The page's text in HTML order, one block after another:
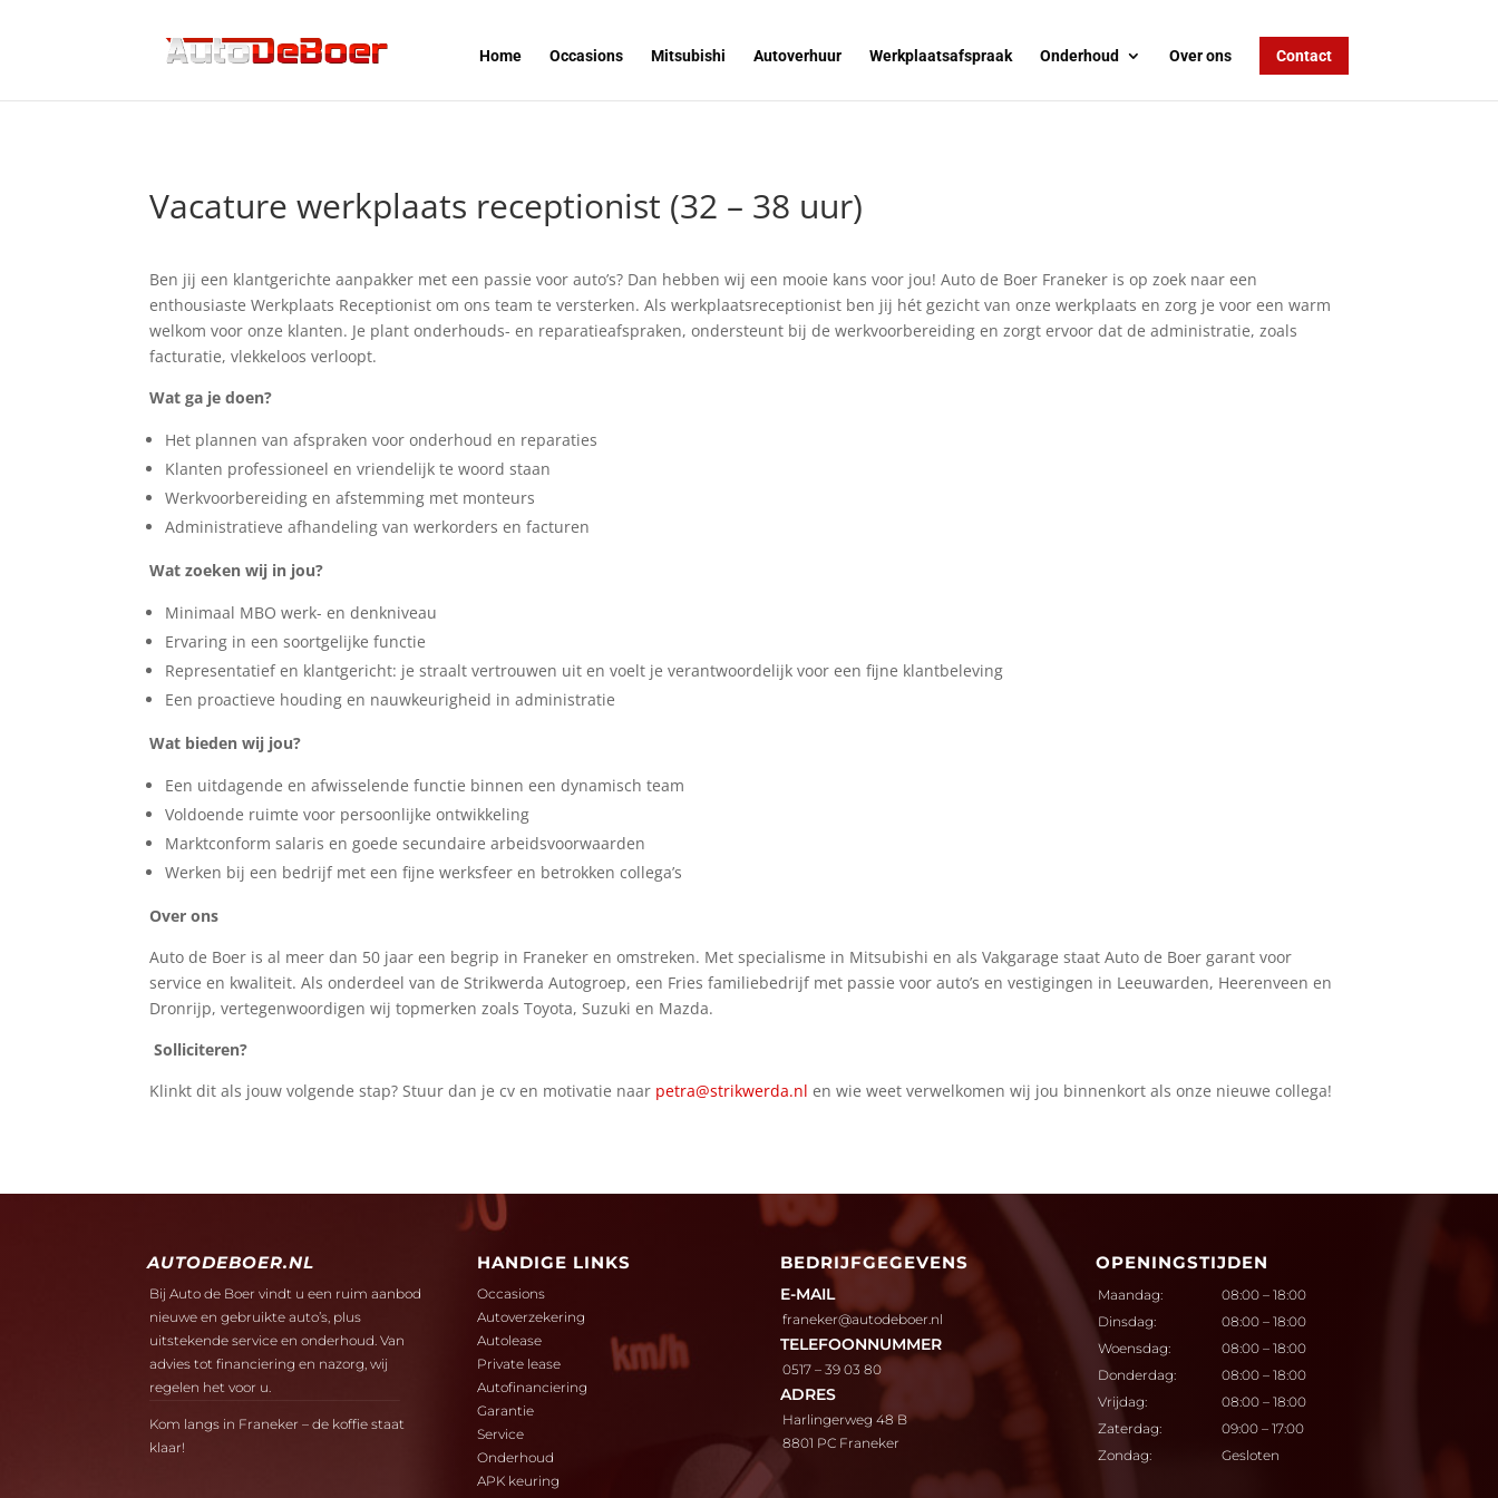
Home Occasions Mitsubishi Autoverhuur Werkplaatsafspraak Onderhoud Over ons Contact
Vacature werkplaats receptionist (32 – 38 uur)
Ben jij een klantgerichte aanpakker met een passie voor auto’s? Dan hebben wij een mooie kans voor jou! Auto de Boer Franeker is op zoek naar een
enthousiaste Werkplaats Receptionist om ons team te versterken. Als werkplaatsreceptionist ben jij hét gezicht van onze werkplaats en zorg je voor een warm
welkom voor onze klanten. Je plant onderhouds- en reparatieafspraken, ondersteunt bij de werkvoorbereiding en zorgt ervoor dat de administratie, zoals
facturatie, vlekkeloos verloopt.
Wat ga je doen?
Het plannen van afspraken voor onderhoud en reparaties
Klanten professioneel en vriendelijk te woord staan
Werkvoorbereiding en afstemming met monteurs
Administratieve afhandeling van werkorders en facturen
Wat zoeken wij in jou?
Minimaal MBO werk- en denkniveau
Ervaring in een soortgelijke functie
Representatief en klantgericht: je straalt vertrouwen uit en voelt je verantwoordelijk voor een fijne klantbeleving
Een proactieve houding en nauwkeurigheid in administratie
Wat bieden wij jou?
Een uitdagende en afwisselende functie binnen een dynamisch team
Voldoende ruimte voor persoonlijke ontwikkeling
Marktconform salaris en goede secundaire arbeidsvoorwaarden
Werken bij een bedrijf met een fijne werksfeer en betrokken collega’s
Over ons
Auto de Boer is al meer dan 50 jaar een begrip in Franeker en omstreken. Met specialisme in Mitsubishi en als Vakgarage staat Auto de Boer garant voor
service en kwaliteit. Als onderdeel van de Strikwerda Autogroep, een Fries familiebedrijf met passie voor auto’s en vestigingen in Leeuwarden, Heerenveen en
Dronrijp, vertegenwoordigen wij topmerken zoals Toyota, Suzuki en Mazda.
Solliciteren?
Klinkt dit als jouw volgende stap? Stuur dan je cv en motivatie naar petra@strikwerda.nl en wie weet verwelkomen wij jou binnenkort als onze nieuwe collega!
AUTODEBOER.NL
Bij Auto de Boer vindt u een ruim aanbod
nieuwe en gebruikte auto’s, plus
uitstekende service en onderhoud. Van
advies tot financiering en nazorg, wij
regelen het voor u.
Kom langs in Franeker – de koffie staat
klaar!
HANDIGE LINKS
Occasions
Autoverzekering
Autolease
Private lease
Autofinanciering
Garantie
Service
Onderhoud
APK keuring
BEDRIJFGEGEVENS
E-MAIL
franeker@autodeboer.nl
TELEFOONNUMMER
0517 – 39 03 80
ADRES
Harlingerweg 48 B
8801 PC Franeker
OPENINGSTIJDEN
Maandag:
08:00 – 18:00
Dinsdag:
08:00 – 18:00
Woensdag:
08:00 – 18:00
Donderdag:
08:00 – 18:00
Vrijdag:
08:00 – 18:00
Zaterdag:
09:00 – 17:00
Zondag:
Gesloten